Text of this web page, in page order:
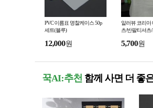
PVC 이름표 명찰케이스 50p
세트(블루)
12,000원
알러뷰 코리아
츠/반팔티셔츠
5,700원
꾹AI:추천 함께 사면 더 좋